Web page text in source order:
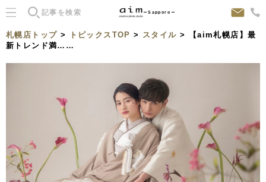
Sapporo
札幌店トップ > トピックスTOP > スタイル > 【aim札幌店】最
新トレンド満……